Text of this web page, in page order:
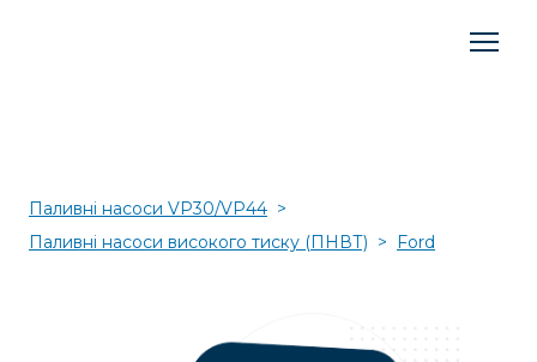
Паливні насоси VP30/VP44
Паливні насоси високого тиску (ПНВТ)
Ford